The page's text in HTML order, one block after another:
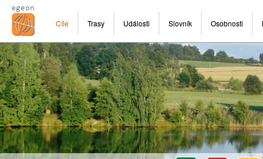
Cíle Trasy Události Slovník Osobnosti